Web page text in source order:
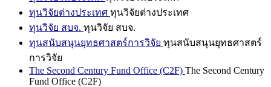
ทุนวิจัยต่างประเทศ ทุนวิจัยต่างประเทศ
ทุนวิจัย สบจ. ทุนวิจัย สบจ.
ทุนสนับสนุนยุทธศาสตร์การวิจัย ทุนสนับสนุนยุทธศาสตร์
การวิจัย
The Second Century Fund Office (C2F) The Second Century
Fund Office (C2F)